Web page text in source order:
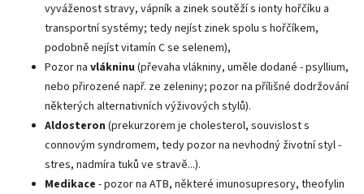
vyváženost stravy, vápník a zinek soutěží s ionty hořčíku a
transportní systémy; tedy nejíst zinek spolu s hořčíkem,
podobně nejíst vitamín C se selenem),
Pozor na vlákninu (převaha vlákniny, uměle dodané - psyllium,
nebo přirozené např. ze zeleniny; pozor na přílišné dodržování
některých alternativních výživových stylů).
Aldosteron (prekurzorem je cholesterol, souvislost s
connovým syndromem, tedy pozor na nevhodný životní styl -
stres, nadmíra tuků ve stravě...).
Medikace - pozor na ATB, některé imunosupresory, theofylin